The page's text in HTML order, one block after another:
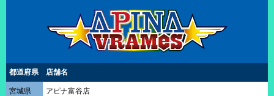
都道府県 店舗名
宮城県 アピナ富谷店